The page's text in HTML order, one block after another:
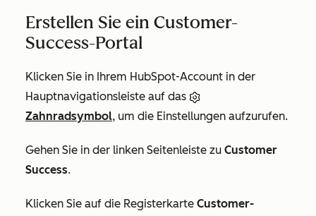
Erstellen Sie ein Customer-
Success-Portal
Klicken Sie in Ihrem HubSpot-Account in der
Hauptnavigationsleiste auf das
Zahnradsymbol, um die Einstellungen aufzurufen.
Gehen Sie in der linken Seitenleiste zu Customer
Success.
Klicken Sie auf die Registerkarte Customer-